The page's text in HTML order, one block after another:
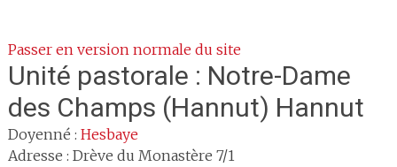
Passer en version normale du site
Unité pastorale : Notre-Dame
des Champs (Hannut) Hannut
Doyenné : Hesbaye
Adresse : Drève du Monastère 7/1